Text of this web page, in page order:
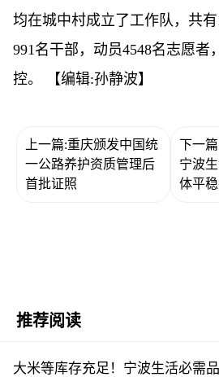
均在城中村成立了工作队，共有
991名干部，动员4548名志愿者
控。
【编辑:孙静波】
上一篇:重庆颁发中国统
一公路养护资质管理后
首批证照
下一
宁波
体平
推荐阅读
大米等库存充足！宁波生活必需品